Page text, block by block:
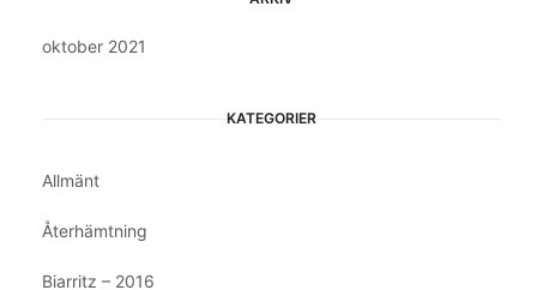
oktober 2021
KATEGORIER
Allmänt
Återhämtning
Biarritz – 2016